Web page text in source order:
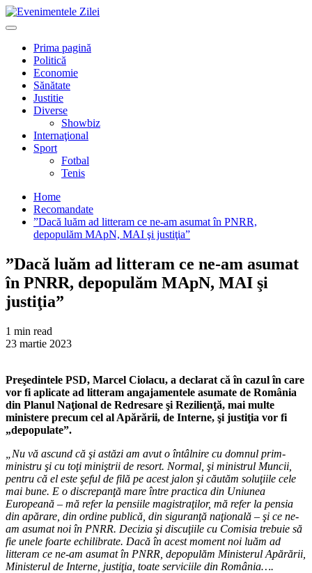
Mergi
la
Primary
Prima pagină
Politică
Economie
Sănătate
Justitie
Diverse
Showbiz
Internaţional
Sport
Fotbal
Tenis
Home
Recomandate
”Dacă luăm ad litteram ce ne-am asumat în PNRR,
depopulăm MApN, MAI şi justiţia”
”Dacă luăm ad litteram ce ne-am asumat
în PNRR, depopulăm MApN, MAI şi
justiţia”
1 min read
23 martie 2023
Preşedintele PSD, Marcel Ciolacu, a declarat că în cazul în care
vor fi aplicate ad litteram angajamentele asumate de România
din Planul Naţional de Redresare şi Rezilienţă, mai multe
ministere precum cel al Apărării, de Interne, şi justiţia vor fi
„depopulate”.
„Nu vă ascund că şi astăzi am avut o întâlnire cu domnul prim-
ministru şi cu toţi miniştrii de resort. Normal, şi ministrul Muncii,
pentru că el este şeful de filă pe acest jalon şi căutăm soluţiile cele
mai bune. E o discrepanţă mare între practica din Uniunea
Europeană – mă refer la pensiile magistraţilor, mă refer la pensia
din apărare, din ordine publică, din siguranţă naţională – şi ce ne-
am asumat noi în PNRR. Decizia şi discuţiile cu Comisia trebuie să
fie unele foarte echilibrate. Dacă în acest moment noi luăm ad
litteram ce ne-am asumat în PNRR, depopulăm Ministerul Apărării,
Ministerul de Interne, justiţia, toate serviciile din România….